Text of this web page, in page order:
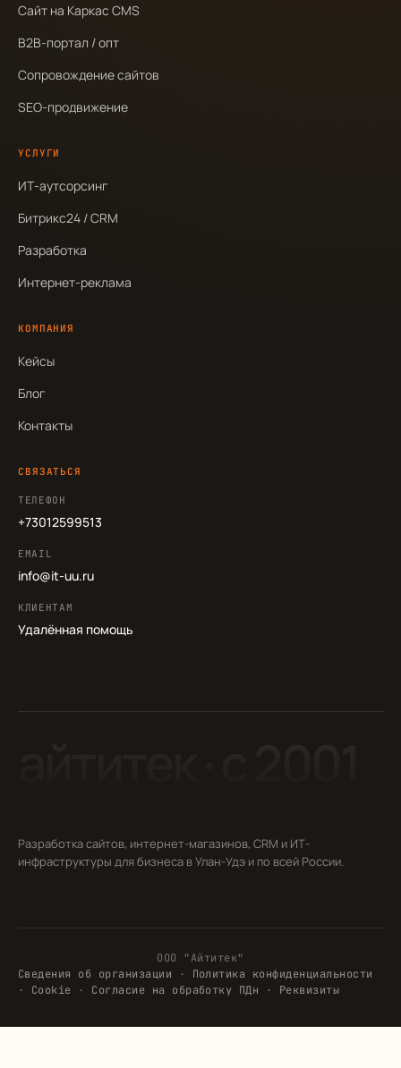
Сайт на Каркас CMS
B2B-портал / опт
Сопровождение сайтов
SEO-продвижение
УСЛУГИ
ИТ-аутсорсинг
Битрикс24 / CRM
Разработка
Интернет-реклама
КОМПАНИЯ
Кейсы
Блог
Контакты
СВЯЗАТЬСЯ
ТЕЛЕФОН
+73012599513
EMAIL
info@it-uu.ru
КЛИЕНТАМ
Удалённая помощь
Разработка сайтов, интернет-магазинов, CRM и ИТ-
инфраструктуры для бизнеса в Улан-Удэ и по всей России.
ООО "Айтитек"
Сведения об организации · Политика конфиденциальности
· Cookie · Согласие на обработку ПДн · Реквизиты